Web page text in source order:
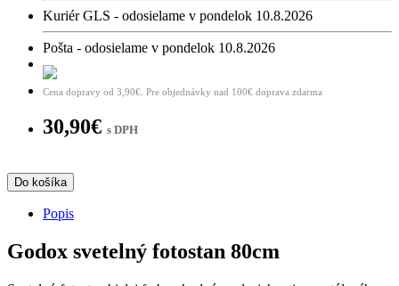
Kuriér GLS - odosielame v pondelok 10.8.2026
Pošta - odosielame v pondelok 10.8.2026
Cena dopravy od 3,90€. Pre objednávky nad 100€ doprava zdarma
30,90€ s DPH
Do košíka
Popis
Godox svetelný fotostan 80cm